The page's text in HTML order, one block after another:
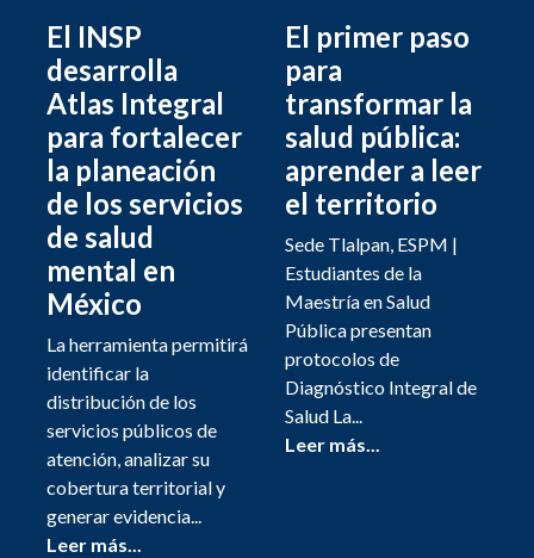
El INSP
desarrolla
Atlas Integral
para fortalecer
la planeación
de los servicios
de salud
mental en
México
La herramienta permitirá
identificar la
distribución de los
servicios públicos de
atención, analizar su
cobertura territorial y
generar evidencia...
Leer más...
El primer paso
para
transformar la
salud pública:
aprender a leer
el territorio
Sede Tlalpan, ESPM |
Estudiantes de la
Maestría en Salud
Pública presentan
protocolos de
Diagnóstico Integral de
Salud La...
Leer más...